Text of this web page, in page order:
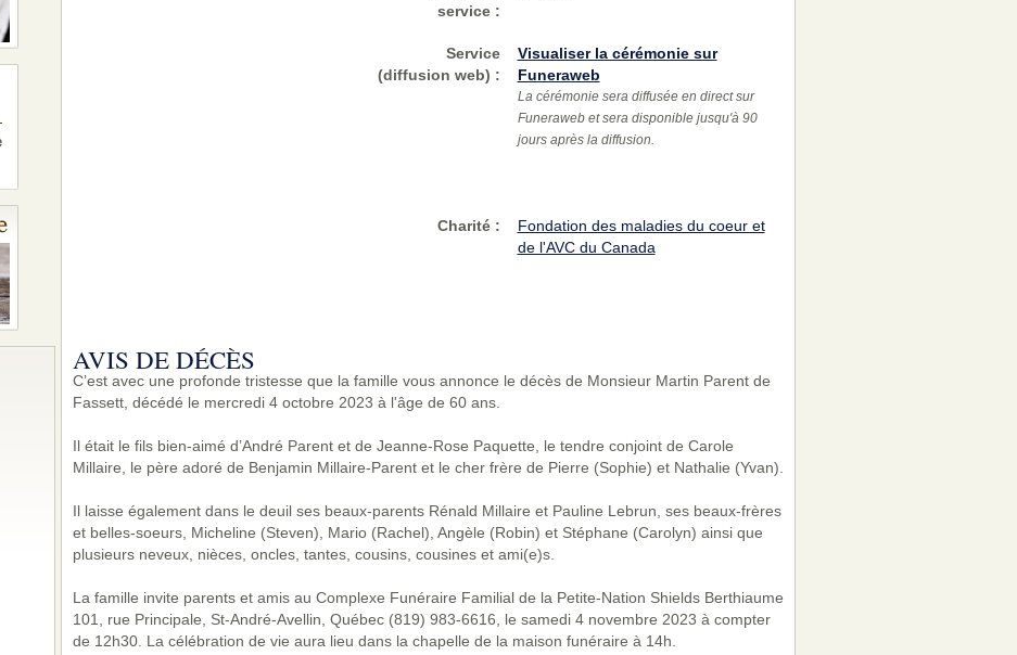
service :
Service
(diffusion web) :
Visualiser la cérémonie sur
Funeraweb
La cérémonie sera diffusée en direct sur
Funeraweb et sera disponible jusqu'à 90
jours après la diffusion.
Charité:
Fondation des maladies du coeur et
de l'AVC du Canada
AVIS DE DÉCÈS
C’est avec une profonde tristesse que la famille vous annonce le décès de Monsieur Martin Parent de
Fassett, décédé le mercredi 4 octobre 2023 à l'âge de 60 ans.
Il était le fils bien-aimé d’André Parent et de Jeanne-Rose Paquette, le tendre conjoint de Carole
Millaire, le père adoré de Benjamin Millaire-Parent et le cher frère de Pierre (Sophie) et Nathalie (Yvan).
Il laisse également dans le deuil ses beaux-parents Rénald Millaire et Pauline Lebrun, ses beaux-frères
et belles-soeurs, Micheline (Steven), Mario (Rachel), Angèle (Robin) et Stéphane (Carolyn) ainsi que
plusieurs neveux, nièces, oncles, tantes, cousins, cousines et ami(e)s.
La famille invite parents et amis au Complexe Funéraire Familial de la Petite-Nation Shields Berthiaume
101, rue Principale, St-André-Avellin, Québec (819) 983-6616, le samedi 4 novembre 2023 à compter
de 12h30. La célébration de vie aura lieu dans la chapelle de la maison funéraire à 14h.